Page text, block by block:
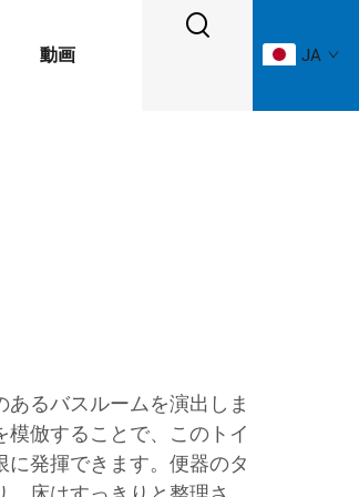
動画 JA
るバスルームを演出しま
倣することで、このトイ
発揮できます。便器のタ